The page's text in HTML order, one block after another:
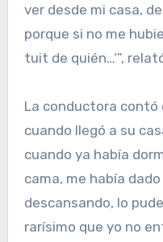
ver desde mi casa,
porque si no me
tuit de quién…‘”,
La conductora contó
cuando llegó a su
cuando ya había
cama, me había
descansando, lo
rarísimo que yo no